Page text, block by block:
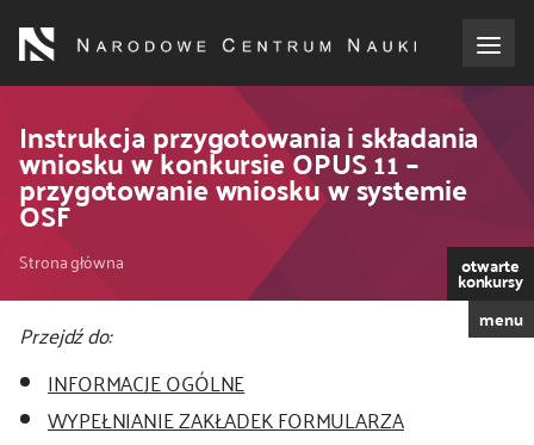
treści
dla wnioskodawców
dla realizujących projekty
efekty NCN
Instrukcja przygotowania i składania
wniosku w konkursie OPUS 11 –
przygotowanie wniosku w systemie
OSF
Ścieżka
nawigacyjna
Strona główna otwarte
konkursy
menu
Przejdź do:
INFORMACJE OGÓLNE
WYPEŁNIANIE ZAKŁADEK FORMULARZA